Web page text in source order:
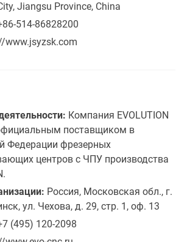
Jiangsu Province, China
514-86828200
www.jsyzsk.com
Компания EVOLUTION
поставщиком в
Федерации фрезерных
центров с ЧПУ производства
Россия, Московская обл., г.
ул. Чехова, д. 29, стр. 1, оф. 13
(495) 120-2098